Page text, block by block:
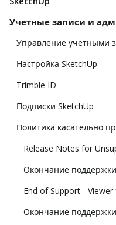
Учетные записи и
Управление учетными
Настройка SketchUp
Trimble ID
Подписки SketchUp
Политика касательно
Release Notes for
Окончание
End of Support -